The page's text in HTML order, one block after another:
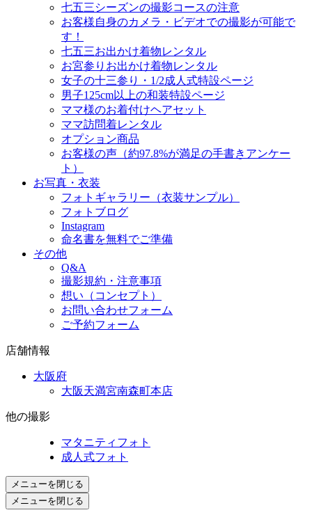
七五三シーズンの撮影コースの注意
お客様自身のカメラ・ビデオでの撮影が可能で
す！
七五三お出かけ着物レンタル
お宮参りお出かけ着物レンタル
女子の十三参り・1/2成人式特設ページ
男子125cm以上の和装特設ページ
ママ様のお着付けヘアセット
ママ訪問着レンタル
オプション商品
お客様の声（約97.8%が満足の手書きアンケー
ト）
お写真・衣装
フォトギャラリー（衣装サンプル）
フォトブログ
Instagram
命名書を無料でご準備
その他
Q&A
撮影規約・注意事項
想い（コンセプト）
お問い合わせフォーム
ご予約フォーム
店舗情報
大阪府
大阪天満宮南森町本店
他の撮影
マタニティフォト
成人式フォト
メニューを閉じる
メニューを閉じる